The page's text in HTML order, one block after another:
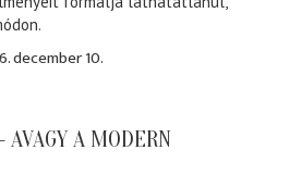
december 10.
A MODERN